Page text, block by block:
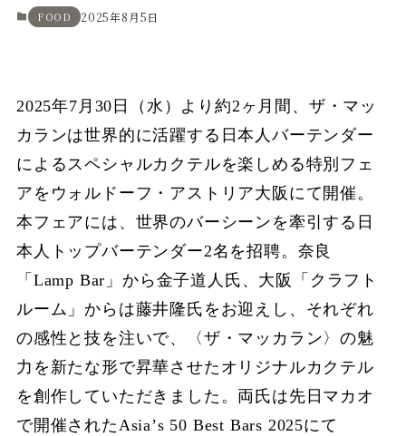
FOOD 2025年8月5日
2025年7月30日（水）より約2ヶ月間、ザ・マッ
カランは世界的に活躍する日本人バーテンダー
によるスペシャルカクテルを楽しめる特別フェ
アをウォルドーフ・アストリア大阪にて開催。
本フェアには、世界のバーシーンを牽引する日
本人トップバーテンダー2名を招聘。奈良
「Lamp Bar」から金子道人氏、大阪「クラフト
ルーム」からは藤井隆氏をお迎えし、それぞれ
の感性と技を注いで、〈ザ・マッカラン〉の魅
力を新たな形で昇華させたオリジナルカクテル
を創作していただきました。両⽒は先⽇マカオ
で開催されたAsiaʼs 50 Best Bars 2025にて